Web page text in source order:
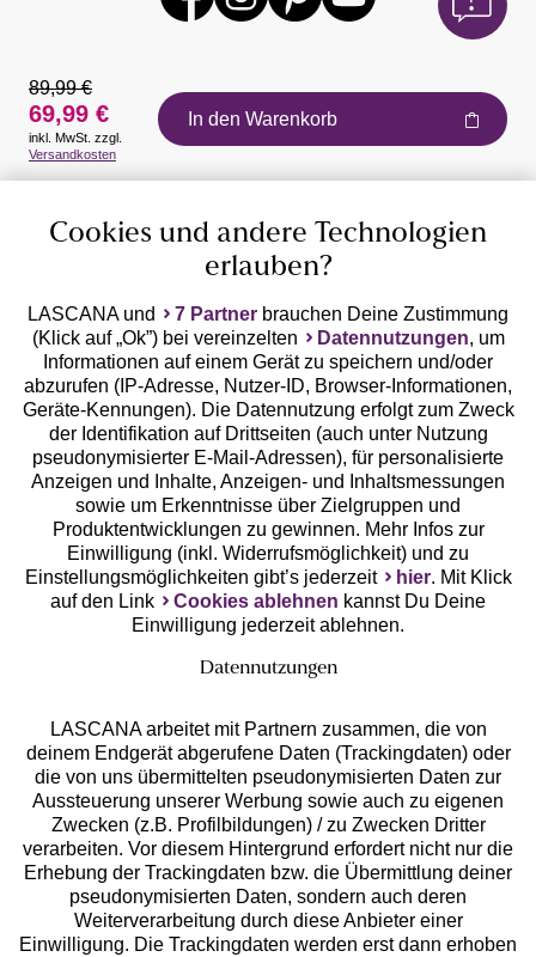
Auszeichnungen
Geprüfte Sicherheit
Unsere Apps
Services
Beratung
Über uns
89,99 €
69,99 €
inkl. MwSt. zzgl.
Versandkosten
In den Warenkorb
Cookies und andere Technologien
erlauben?
LASCANA und 7 Partner brauchen Deine Zustimmung
(Klick auf „Ok”) bei vereinzelten
Datennutzungen, um
Informationen auf einem Gerät zu speichern und/oder
abzurufen (IP-Adresse, Nutzer-ID, Browser-Informationen,
Geräte-Kennungen). Die Datennutzung erfolgt zum Zweck
der Identifikation auf Drittseiten (auch unter Nutzung
pseudonymisierter E-Mail-Adressen), für personalisierte
Anzeigen und Inhalte, Anzeigen- und Inhaltsmessungen
sowie um Erkenntnisse über Zielgruppen und
Produktentwicklungen zu gewinnen. Mehr Infos zur
Einwilligung (inkl. Widerrufsmöglichkeit) und zu
Einstellungsmöglichkeiten gibt’s jederzeit
hier. Mit Klick
auf den Link
Cookies ablehnen kannst Du Deine
Einwilligung jederzeit ablehnen.
Datennutzungen
LASCANA arbeitet mit Partnern zusammen, die von
deinem Endgerät abgerufene Daten (Trackingdaten) oder
die von uns übermittelten pseudonymisierten Daten zur
Aussteuerung unserer Werbung sowie auch zu eigenen
Zwecken (z.B. Profilbildungen) / zu Zwecken Dritter
verarbeiten. Vor diesem Hintergrund erfordert nicht nur die
Erhebung der Trackingdaten bzw. die Übermittlung deiner
pseudonymisierten Daten, sondern auch deren
Weiterverarbeitung durch diese Anbieter einer
Einwilligung. Die Trackingdaten werden erst dann erhoben